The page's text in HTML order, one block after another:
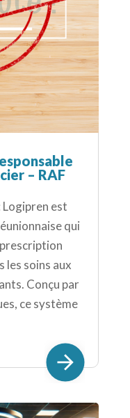
– RAF
est
qui
les soins aux
Conçu par
ce système